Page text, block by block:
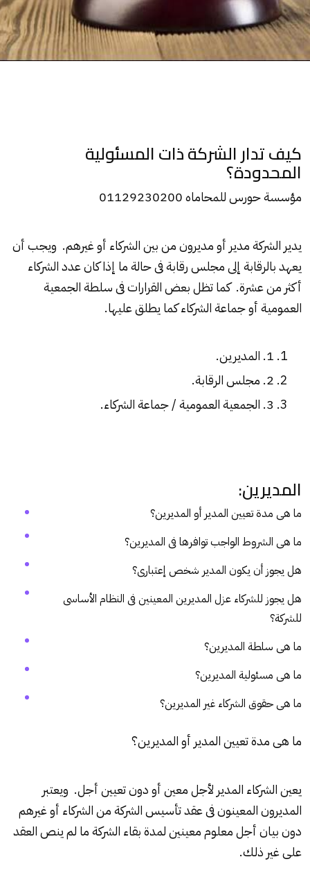
كيف تدار الشركة ذات المسئولية
المحدودة؟
مؤسسة حورس للمحاماه 01129230200
يدير الشركة مدير أو مديرون من بين الشركاء أو غيرهم. ويجب أن
يعهد بالرقابة إلى مجلس رقابة فى حالة ما إذا كان عدد الشركاء
أكثر من عشرة. كما تظل بعض القرارات فى سلطة الجمعية
العمومية أو جماعة الشركاء كما يطلق عليها.
1. المديرين.
2. مجلس الرقابة.
3. الجمعية العمومية / جماعة الشركاء.
المديرين:
ما هى مدة تعيين المدير أو المديرين؟
ما هى الشروط الواجب توافرها فى المديرين؟
هل يجوز أن يكون المدير شخص إعتبارى؟
هل يجوز للشركاء عزل المديرين المعينين فى النظام الأساسى
للشركة؟
ما هى سلطة المديرين؟
ما هى مسئولية المديرين؟
ما هى حقوق الشركاء غير المديرين؟
ما هى مدة تعيين المدير أو المديرين؟
يعين الشركاء المدير لأجل معين أو دون تعيين أجل. ويعتبر
المديرون المعينون فى عقد تأسيس الشركة من الشركاء أو غيرهم
دون بيان أجل معلوم معينين لمدة بقاء الشركة ما لم ينص العقد
على غير ذلك.